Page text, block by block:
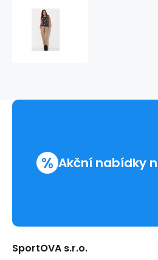
% Akční nabídky
SportOVA s.r.o.